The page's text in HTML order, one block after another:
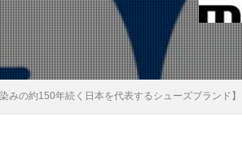
みの約150年続く日本を代表するシューズブランド】